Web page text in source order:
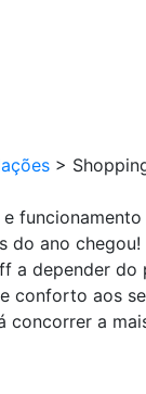
>
ano
a depender
conforto aos
a